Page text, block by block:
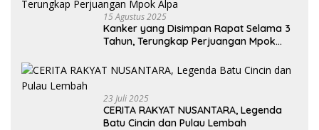
15 Agustus 2025
Kanker yang Disimpan Rapat Selama 3
Tahun, Terungkap Perjuangan Mpok
23 Juli 2025
CERITA RAKYAT NUSANTARA, Legenda
Batu Cincin dan Pulau Lembah